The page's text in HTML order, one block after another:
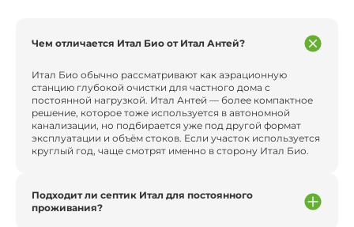
Чем отличается Итал Био от Итал Антей?
Итал Био обычно рассматривают как аэрационную
станцию глубокой очистки для частного дома с
постоянной нагрузкой. Итал Антей — более компактное
решение, которое тоже используется в автономной
канализации, но подбирается уже под другой формат
эксплуатации и объём стоков. Если участок используется
круглый год, чаще смотрят именно в сторону Итал Био.
Подходит ли септик Итал для постоянного
проживания?